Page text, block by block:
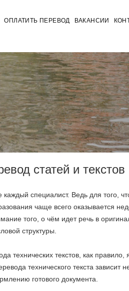
ОПЛАТИТЬ ПЕРЕВОД ВАКАНСИИ
статей и текстов
специалист. Ведь для того,
чаще всего оказывается
того, о чём идет речь в
структуры.
текстов, как правило,
технического текста зависит
готового документа.